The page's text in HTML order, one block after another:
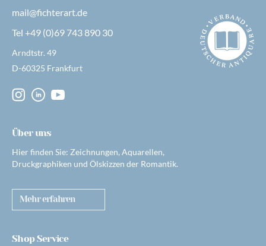
mail@fichterart.de
Tel +49 (0)69 743 890 30
Arndtstr. 49
D-60325 Frankfurt
Über uns
Hier finden Sie: Zeichnungen, Aquarellen,
Druckgraphiken und Ölskizzen der Romantik.
Mehr erfahren
Shop Service